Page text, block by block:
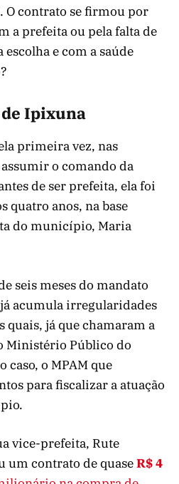
O contrato se firmou por
a prefeita ou pela falta de
e com a saúde
Ipixuna
primeira vez, nas
o comando da
de ser prefeita, ela foi
quatro anos, na base
do município, Maria
seis meses do mandato
acumula irregularidades
quais, já que chamaram a
Ministério Público do
caso, o MPAM que
para fiscalizar a atuação
vice-prefeita, Rute
um contrato de quaseR$ 4